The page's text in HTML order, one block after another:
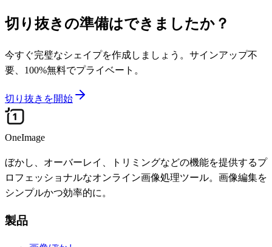
切り抜きの準備はできましたか？
今すぐ完璧なシェイプを作成しましょう。サインアップ不
要、100%無料でプライベート。
切り抜きを開始
OneImage
ぼかし、オーバーレイ、トリミングなどの機能を提供するプ
ロフェッショナルなオンライン画像処理ツール。画像編集を
シンプルかつ効率的に。
製品